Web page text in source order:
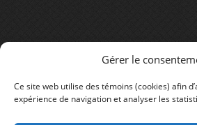
Gérer le
Ce site web utilise des témoins (cookies) afin
expérience de navigation et analyser les